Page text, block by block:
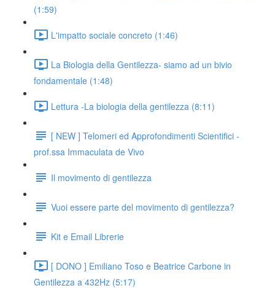
(1:59)
L'impatto sociale concreto (1:46)
La Biologia della Gentilezza- siamo ad un bivio
fondamentale (1:48)
Lettura -La biologia della gentilezza (8:11)
[ NEW ] Telomeri ed Approfondimenti Scientifici -
prof.ssa Immaculata de Vivo
Il movimento di gentilezza
Vuoi essere parte del movimento di gentilezza?
Kit e Email Librerie
[ DONO ] Emiliano Toso e Beatrice Carbone in
Gentilezza a 432Hz (5:17)